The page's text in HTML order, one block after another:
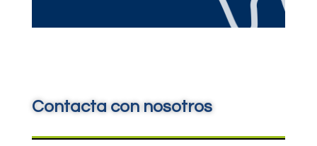
Contacta con nosotros